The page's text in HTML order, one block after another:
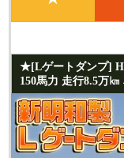
★[Lゲートダンプ]
150馬力 走行8.5万